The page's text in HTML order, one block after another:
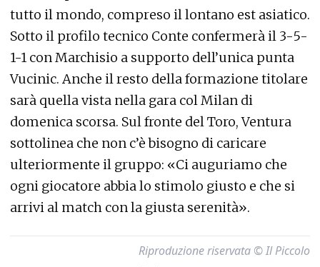
tutto il mondo, compreso il lontano est asiatico.
Sotto il profilo tecnico Conte confermerà il 3-5-
1-1 con Marchisio a supporto dell’unica punta
Vucinic. Anche il resto della formazione titolare
sarà quella vista nella gara col Milan di
domenica scorsa. Sul fronte del Toro, Ventura
sottolinea che non c’è bisogno di caricare
ulteriormente il gruppo: «Ci auguriamo che
ogni giocatore abbia lo stimolo giusto e che si
arrivi al match con la giusta serenità».
Riproduzione riservata © Il Piccolo